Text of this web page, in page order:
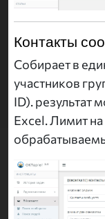
Контакты
Собирает в
участников
ID). результат
Excel. Лимит